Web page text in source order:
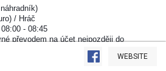
anzeigen
/ Hráč
- 08:45
převodem na účet nejpozději do
startovné při registraci)
WEBSITE